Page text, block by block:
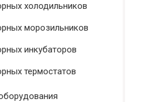
холодильников
морозильников
инкубаторов
термостатов